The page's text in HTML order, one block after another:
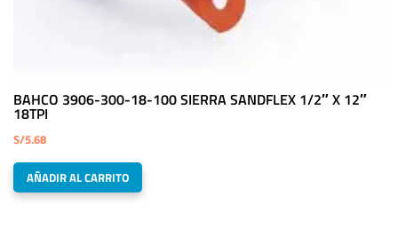
BAHCO 3906-300-18-100 SIERRA SANDFLEX 1/2″ X 12″
18TPI
S/5.68
AÑADIR AL CARRITO